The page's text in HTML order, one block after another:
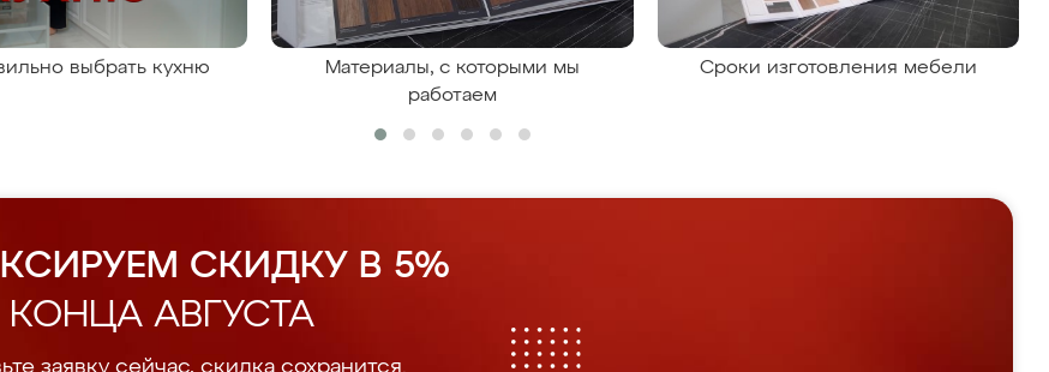
выбрать кухню
Материалы, с которыми мы
работаем
Сроки изготовления мебели
СКИДКУ В 5%
АВГУСТА
заявку сейчас, скидка сохранится.